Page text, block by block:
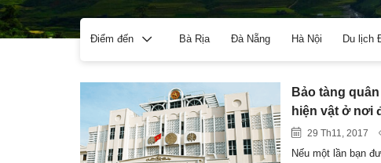
Điểm đến Bà Rịa Đà Nẵng Hà Nội Du lịch
Bảo tàng
hiện vật ở nơi
29 Th11, 2017
Nếu một lần bạn